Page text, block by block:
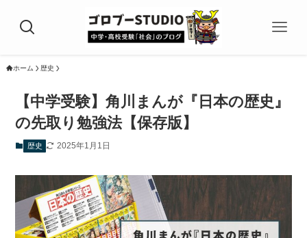
ホーム 歴史
【中学受験】角川まんが『日本の歴史』
の先取り勉強法【保存版】
歴史 2025年1月1日